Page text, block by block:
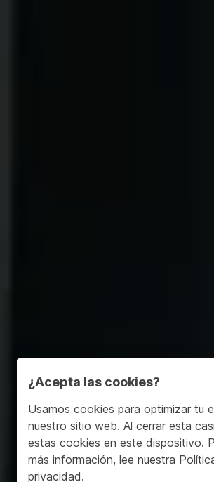
¿Acepta las cookies?
Usamos cookies para optimizar tu
nuestro sitio web. Al cerrar esta
estas cookies en este dispositivo.
más información, lee nuestra
privacidad.